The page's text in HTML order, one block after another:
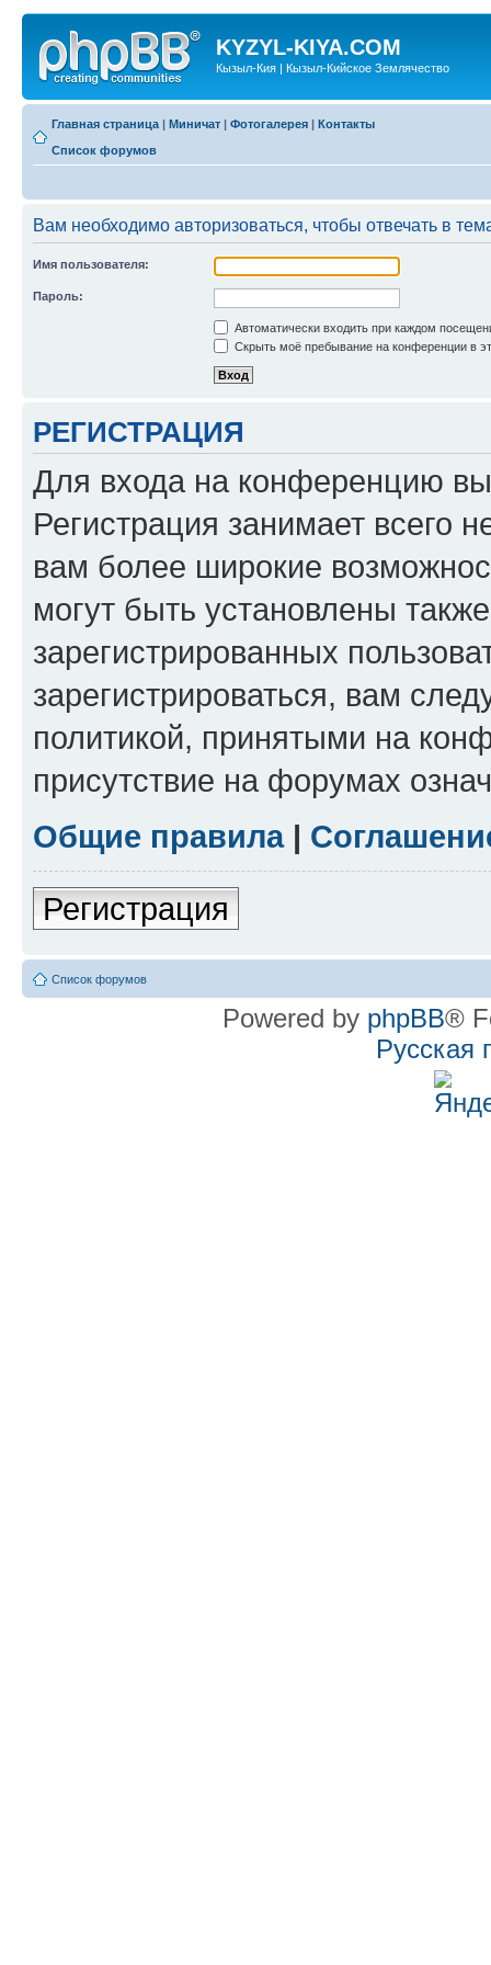
KYZYL-KIYA.COM
Кызыл-Кия | Кызыл-Кийское Землячество
Главная страница | Миничат | Фотогалерея | Контакты
Список форумов
Вам необходимо авторизоваться, чтобы отвечать в
Имя пользователя:
Пароль:
Автоматически входить при каждом
Скрыть моё пребывание на конференции в
РЕГИСТРАЦИЯ
Для входа на конференцию
Регистрация занимает всего
вам более широкие
могут быть установлены
зарегистрированных
зарегистрироваться, вам
политикой, принятыми на
присутствие на форумах
Общие правила|
Регистрация
Список форумов
Powered by phpBB®
Русская